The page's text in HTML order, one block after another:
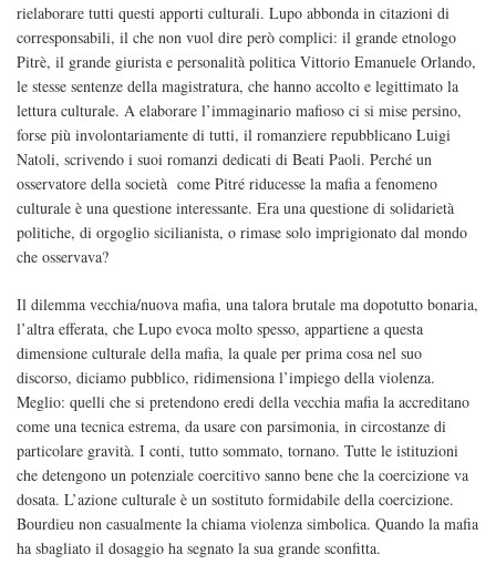
rielaborare tutti questi apporti culturali. Lupo abbonda in citazioni di
corresponsabili, il che non vuol dire però complici: il grande etnologo
Pitrè, il grande giurista e personalità politica Vittorio Emanuele Orlando,
le stesse sentenze della magistratura, che hanno accolto e legittimato la
lettura culturale. A elaborare l’immaginario mafioso ci si mise persino,
forse più involontariamente di tutti, il romanziere repubblicano Luigi
Natoli, scrivendo i suoi romanzi dedicati di Beati Paoli. Perché un
osservatore della società come Pitré riducesse la mafia a fenomeno
culturale è una questione interessante. Era una questione di solidarietà
politiche, di orgoglio sicilianista, o rimase solo imprigionato dal mondo
che osservava?
Il dilemma vecchia/nuova mafia, una talora brutale ma dopotutto bonaria,
l’altra efferata, che Lupo evoca molto spesso, appartiene a questa
dimensione culturale della mafia, la quale per prima cosa nel suo
discorso, diciamo pubblico, ridimensiona l’impiego della violenza.
Meglio: quelli che si pretendono eredi della vecchia mafia la accreditano
come una tecnica estrema, da usare con parsimonia, in circostanze di
particolare gravità. I conti, tutto sommato, tornano. Tutte le istituzioni
che detengono un potenziale coercitivo sanno bene che la coercizione va
dosata. L’azione culturale è un sostituto formidabile della coercizione.
Bourdieu non casualmente la chiama violenza simbolica. Quando la mafia
ha sbagliato il dosaggio ha segnato la sua grande sconfitta.